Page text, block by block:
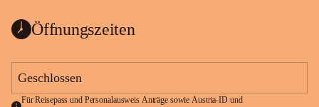
Öffnungszeiten
Geschlossen
Für Reisepass und Personalausweis Anträge sowie Austria-ID und